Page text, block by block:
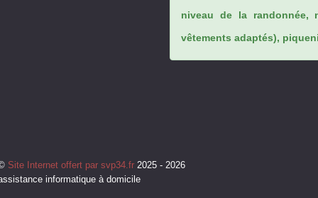
niveau de la randonnée,
vêtements adaptés),
Site Internet offert par svp34.fr 2025 - 2026
informatique à domicile